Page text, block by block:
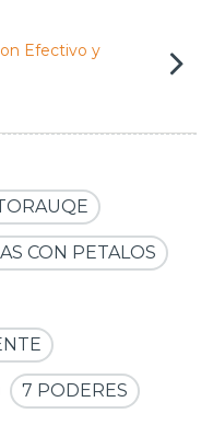
Efectivo y
CON PETALOS
7 PODERES